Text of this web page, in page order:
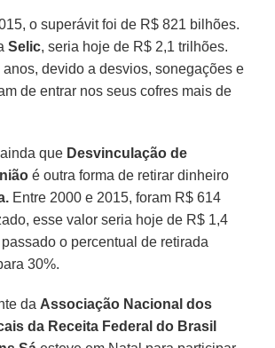
o superávit foi de R$ 821 bilhões.
Selic, seria hoje de R$ 2,1 trilhões.
anos, devido a desvios, sonegações e
de entrar nos seus cofres mais de
que Desvinculação de
é outra forma de retirar dinheiro
Entre 2000 e 2015, foram R$ 614
esse valor seria hoje de R$ 1,4
o percentual de retirada
30%.
da Associação Nacional dos
da Receita Federal do Brasil